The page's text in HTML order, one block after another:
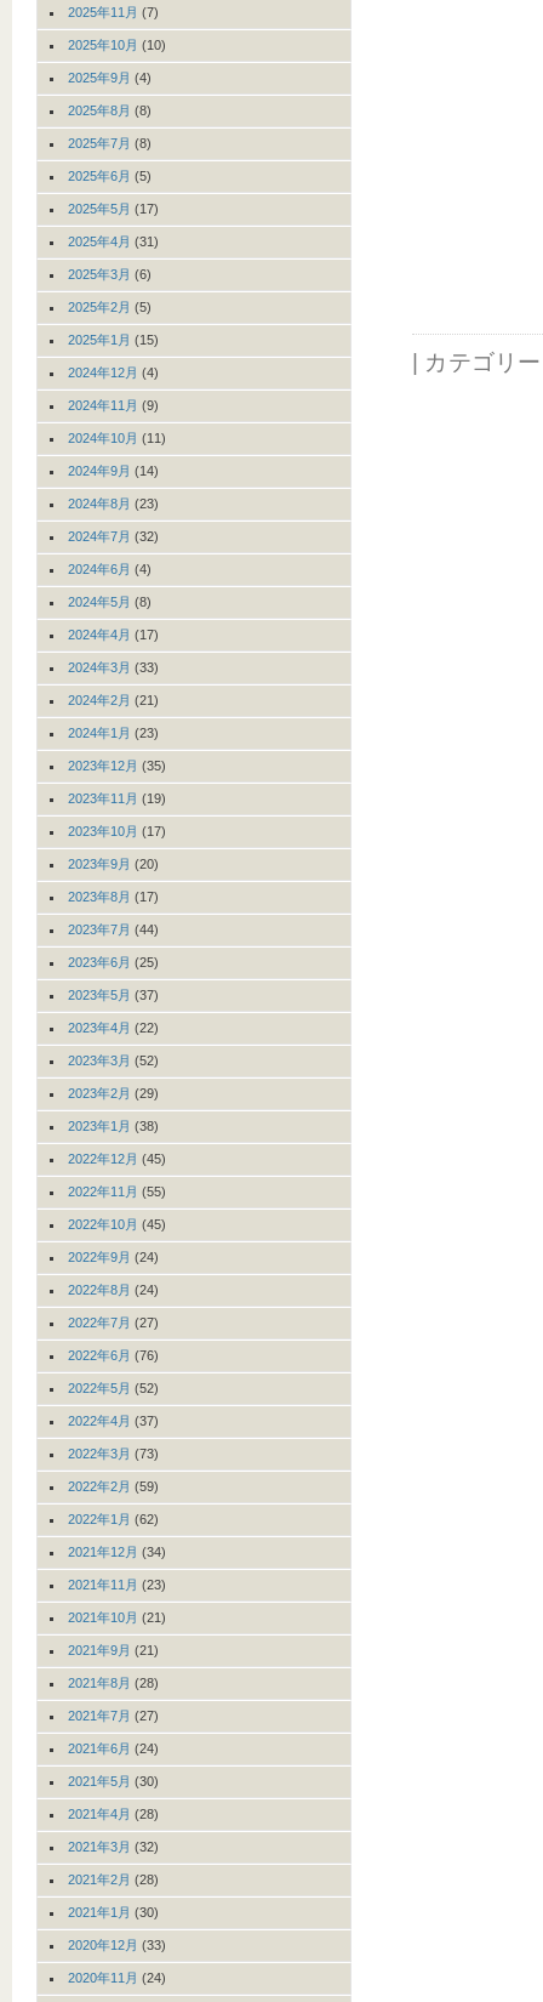
| カテゴリ
2025年11月 (7)
2025年10月 (10)
2025年9月 (4)
2025年8月 (8)
2025年7月 (8)
2025年6月 (5)
2025年5月 (17)
2025年4月 (31)
2025年3月 (6)
2025年2月 (5)
2025年1月 (15)
2024年12月 (4)
2024年11月 (9)
2024年10月 (11)
2024年9月 (14)
2024年8月 (23)
2024年7月 (32)
2024年6月 (4)
2024年5月 (8)
2024年4月 (17)
2024年3月 (33)
2024年2月 (21)
2024年1月 (23)
2023年12月 (35)
2023年11月 (19)
2023年10月 (17)
2023年9月 (20)
2023年8月 (17)
2023年7月 (44)
2023年6月 (25)
2023年5月 (37)
2023年4月 (22)
2023年3月 (52)
2023年2月 (29)
2023年1月 (38)
2022年12月 (45)
2022年11月 (55)
2022年10月 (45)
2022年9月 (24)
2022年8月 (24)
2022年7月 (27)
2022年6月 (76)
2022年5月 (52)
2022年4月 (37)
2022年3月 (73)
2022年2月 (59)
2022年1月 (62)
2021年12月 (34)
2021年11月 (23)
2021年10月 (21)
2021年9月 (21)
2021年8月 (28)
2021年7月 (27)
2021年6月 (24)
2021年5月 (30)
2021年4月 (28)
2021年3月 (32)
2021年2月 (28)
2021年1月 (30)
2020年12月 (33)
2020年11月 (24)